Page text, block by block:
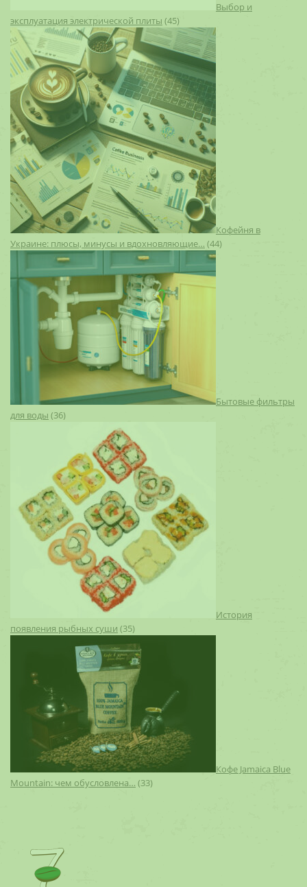
Выбор и
эксплуатация электрической плиты (45)
Кофейня в
Украине: плюсы, минусы и вдохновляющие… (44)
Бытовые фильтры
для воды (36)
История
появления рыбных суши (35)
Кофе Jamaica Blue
Mountain: чем обусловлена… (33)